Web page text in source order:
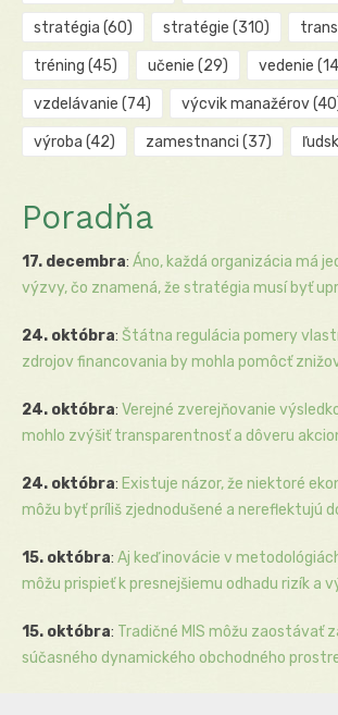
stratégia (60) stratégie (310)
tréning (45) učenie (29) vedenie
vzdelávanie (74) výcvik manažérov
výroba (42) zamestnanci (37)
Poradňa
17. decembra: Áno, každá organizácia má
výzvy, čo znamená, že stratégia musí byť
24. októbra: Štátna regulácia pomery
zdrojov financovania by mohla pomôcť
24. októbra: Verejné zverejňovanie
mohlo zvýšiť transparentnosť a dôveru
24. októbra: Existuje názor, že niektoré
môžu byť príliš zjednodušené a nereflektujú
15. októbra: Aj keď inovácie v
môžu prispieť k presnejšiemu odhadu rizík a
15. októbra: Tradičné MIS môžu zaostávať
súčasného dynamického obchodného